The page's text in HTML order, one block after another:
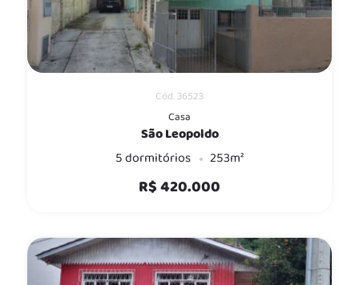
Cód. 36523
Casa
São Leopoldo
5 dormitórios
253m²
R$ 420.000